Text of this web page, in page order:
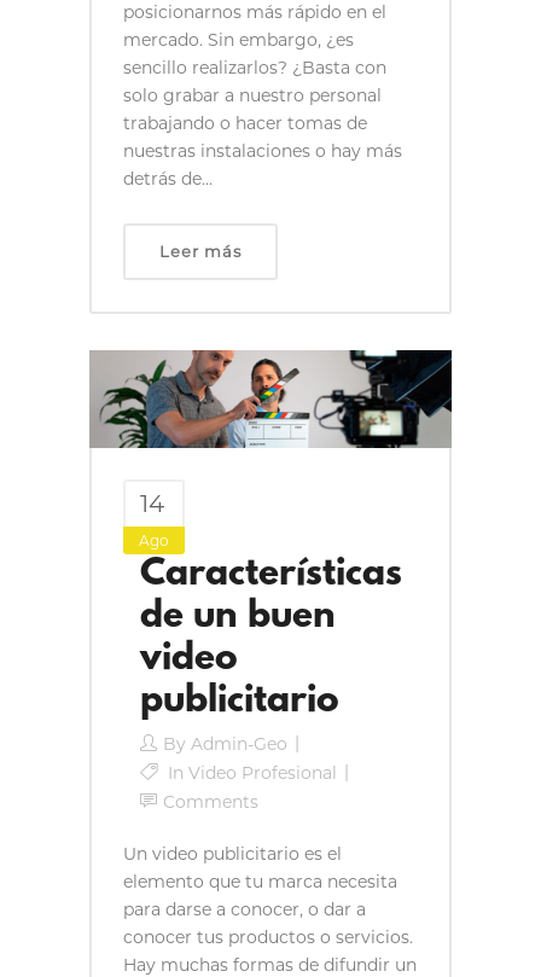
posicionarnos más rápido en el
mercado. Sin embargo, ¿es
sencillo realizarlos? ¿Basta con
solo grabar a nuestro personal
trabajando o hacer tomas de
nuestras instalaciones o hay más
detrás de...
Leer más
14
Ago
Características
de un buen
video
publicitario
By Admin-Geo
In Video Profesional
Comments
Un video publicitario es el
elemento que tu marca necesita
para darse a conocer, o dar a
conocer tus productos o servicios.
Hay muchas formas de difundir un